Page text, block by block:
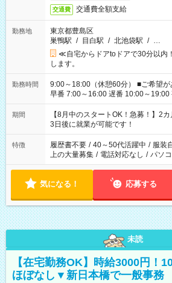
交通費 交通費全額支給
勤務地
東京都豊島区
巣鴨駅 / 目白駅 / 北池袋駅 / …
≪自宅からドアtoドアで30分以内
します。
勤務時間
9:00～18:00（休憩60分） ■ご希望があれば下記シフトもOK！
早番 7:00～16:00 遅番 10:00～19:00 夜
と休みを合わせたい」 「余裕を持っ
「できれば残業はしたくない」 な
ね。 ※Wワーク希望の方へ 今ご覧のお仕事で希望する勤務時間
と、もう1つのお仕事の勤務時間。
合は応募できません。
期間
【8月中のスタートOK！急募！】2
3日後に就業が可能です！
特徴 履歴書不要 / 40～50代活躍中 / 服装
上の大量募集 / 電話対応なし / パソ
気になる！ 応募する
未読
【在宅勤務OK】時給3000円！
ほぼなし▼新日本橋で一般事務